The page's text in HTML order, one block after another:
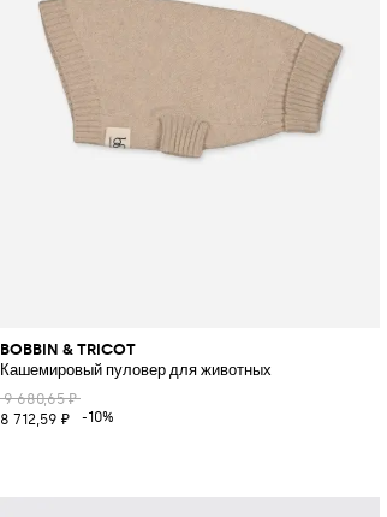
BOBBIN & TRICOT
Кашемировый пуловер для животных
9 680,65 ₽
8 712,59 ₽
-10%